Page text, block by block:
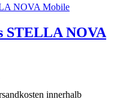
STELLA NOVA
innerhalb